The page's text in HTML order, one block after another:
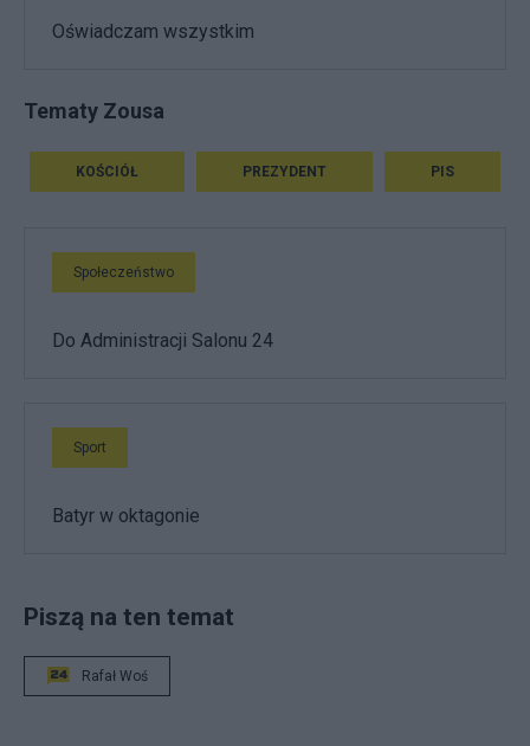
Oświadczam wszystkim
Tematy Zousa
KOŚCIÓŁ PREZYDENT PIS
Społeczeństwo
Do Administracji Salonu 24
Sport
Batyr w oktagonie
Piszą na ten temat
Rafał Woś